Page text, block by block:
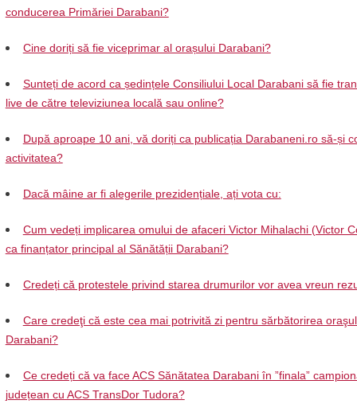
conducerea Primăriei Darabani?
Cine doriți să fie viceprimar al orașului Darabani?
Sunteți de acord ca ședințele Consiliului Local Darabani să fie
live de către televiziunea locală sau online?
După aproape 10 ani, vă doriți ca publicația Darabaneni.ro să-și
activitatea?
Dacă mâine ar fi alegerile prezidențiale, ați vota cu:
Cum vedeți implicarea omului de afaceri Victor Mihalachi (Victor
ca finanțator principal al Sănătății Darabani?
Credeți că protestele privind starea drumurilor vor avea vreun
Care credeţi că este cea mai potrivită zi pentru sărbătorirea
Darabani?
Ce credeți că va face ACS Sănătatea Darabani în ”finala”
județean cu ACS TransDor Tudora?